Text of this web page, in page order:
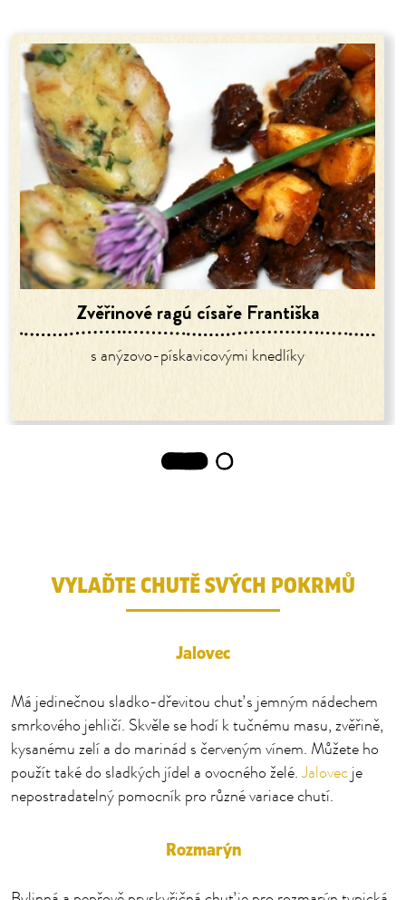
Zvěřinové ragú císaře Františka
s anýzovo-pískavicovými knedlíky
2
VYLAĎTE CHUTĚ SVÝCH POKRMŮ
Jalovec
Má jedinečnou sladko-dřevitou chuť s jemným nádechem
smrkového jehličí. Skvěle se hodí k tučnému masu, zvěřině,
kysanému zelí a do marinád s červeným vínem. Můžete ho
použít také do sladkých jídel a ovocného želé.Jalovec je
nepostradatelný pomocník pro různé variace chutí.
Rozmarýn